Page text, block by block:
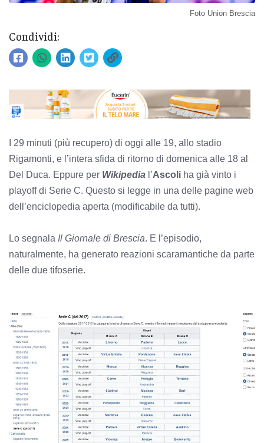
Foto Union Brescia
Condividi:
I 29 minuti (più recupero) di oggi alle 19, allo stadio
Rigamonti, e l’intera sfida di ritorno di domenica alle 18 al
Del Duca. Eppure per Wikipedia l’Ascoli ha già vinto i
playoff di Serie C. Questo si legge in una delle pagine web
dell’enciclopedia aperta (modificabile da tutti).
Lo segnala Il Giornale di Brescia. E l’episodio,
naturalmente, ha generato reazioni scaramantiche da parte
delle due tifoserie.